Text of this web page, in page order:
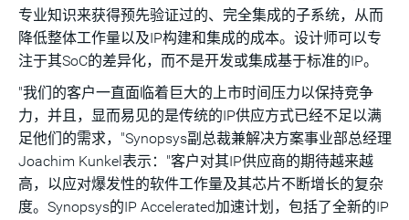
专业知识来获得预先验证过的、完全集成的子系统，从而
降低整体工作量以及IP构建和集成的成本。设计师可以专
注于其SoC的差异化，而不是开发或集成基于标准的IP。
"我们的客户一直面临着巨大的上市时间压力以保持竞争
力，并且，显而易见的是传统的IP供应方式已经不足以满
足他们的需求，"Synopsys副总裁兼解决方案事业部总经理
Joachim Kunkel表示："客户对其IP供应商的期待越来越
高，以应对爆发性的软件工作量及其芯片不断增长的复杂
度。Synopsys的IP Accelerated加速计划，包括了全新的IP